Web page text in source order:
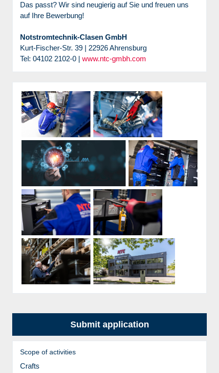
Das passt? Wir sind neugierig auf Sie und freuen uns
auf Ihre Bewerbung!
Notstromtechnik-Clasen GmbH
Kurt-Fischer-Str. 39 | 22926 Ahrensburg
Tel: 04102 2102-0 | www.ntc-gmbh.com
Submit application
Scope of activities
Crafts